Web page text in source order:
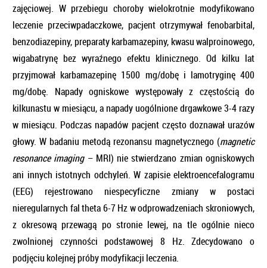
zajęciowej. W przebiegu choroby wielokrotnie modyfikowano
leczenie przeciwpadaczkowe, pacjent otrzymywał fenobarbital,
benzodiazepiny, preparaty karbamazepiny, kwasu walproinowego,
wigabatrynę bez wyraźnego efektu klinicznego. Od kilku lat
przyjmował karbamazepinę 1500 mg/dobę i lamotryginę 400
mg/dobę. Napady ogniskowe występowały z częstością do
kilkunastu w miesiącu, a napady uogólnione drgawkowe 3-4 razy
w miesiącu. Podczas napadów pacjent często doznawał urazów
głowy. W badaniu metodą rezonansu magnetycznego (magnetic
resonance imaging – MRI) nie stwierdzano zmian ogniskowych
ani innych istotnych odchyleń. W zapisie elektroencefalogramu
(EEG) rejestrowano niespecyficzne zmiany w postaci
nieregularnych fal theta 6-7 Hz w odprowadzeniach skroniowych,
z okresową przewagą po stronie lewej, na tle ogólnie nieco
zwolnionej czynności podstawowej 8 Hz. Zdecydowano o
podjęciu kolejnej próby modyfikacji leczenia.